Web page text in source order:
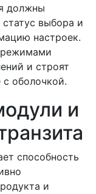
должны
статус выбора и
настроек.
и строят
оболочкой.
и
способность
и